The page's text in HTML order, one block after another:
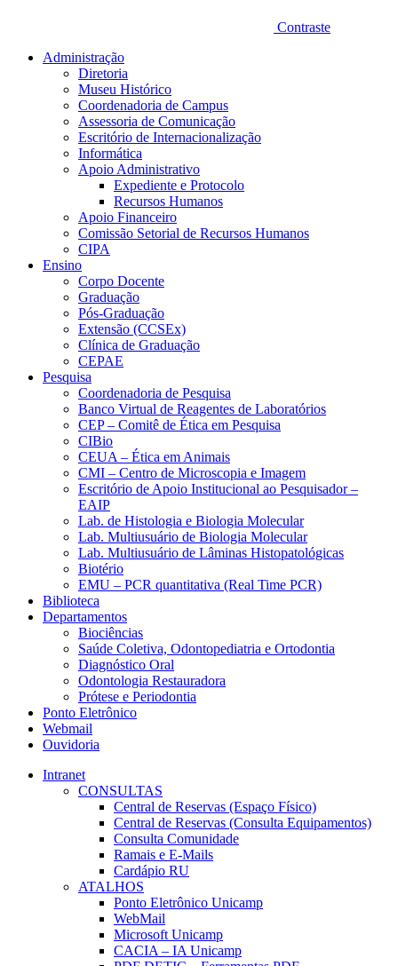
Contraste
Administração
Diretoria
Museu Histórico
Coordenadoria de Campus
Assessoria de Comunicação
Escritório de Internacionalização
Informática
Apoio Administrativo
Expediente e Protocolo
Recursos Humanos
Apoio Financeiro
Comissão Setorial de Recursos Humanos
CIPA
Ensino
Corpo Docente
Graduação
Pós-Graduação
Extensão (CCSEx)
Clínica de Graduação
CEPAE
Pesquisa
Coordenadoria de Pesquisa
Banco Virtual de Reagentes de Laboratórios
CEP – Comitê de Ética em Pesquisa
CIBio
CEUA – Ética em Animais
CMI – Centro de Microscopia e Imagem
Escritório de Apoio Institucional ao Pesquisador –
EAIP
Lab. de Histologia e Biologia Molecular
Lab. Multiusuário de Biologia Molecular
Lab. Multiusuário de Lâminas Histopatológicas
Biotério
EMU – PCR quantitativa (Real Time PCR)
Biblioteca
Departamentos
Biociências
Saúde Coletiva, Odontopediatria e Ortodontia
Diagnóstico Oral
Odontologia Restauradora
Prótese e Periodontia
Ponto Eletrônico
Webmail
Ouvidoria
Intranet
CONSULTAS
Central de Reservas (Espaço Físico)
Central de Reservas (Consulta Equipamentos)
Consulta Comunidade
Ramais e E-Mails
Cardápio RU
ATALHOS
Ponto Eletrônico Unicamp
WebMail
Microsoft Unicamp
CACIA – IA Unicamp